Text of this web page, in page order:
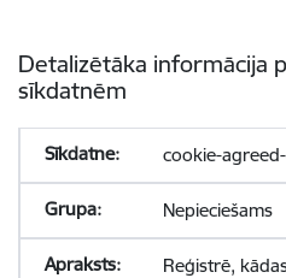
Detalizētāka informācija
sīkdatnēm
cookie-
Nepieciešams
Reģistrē,